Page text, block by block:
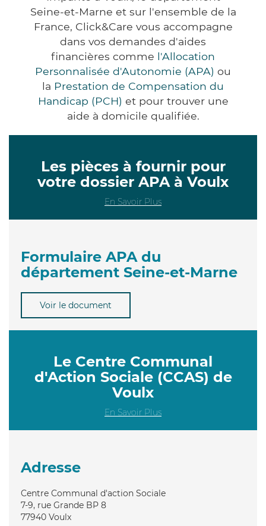
Seine-et-Marne et sur l'ensemble de la
France, Click&Care vous accompagne
dans vos demandes d'aides
financières comme l'Allocation
Personnalisée d'Autonomie (APA) ou
la Prestation de Compensation du
Handicap (PCH) et pour trouver une
aide à domicile qualifiée.
Les pièces à fournir pour
votre dossier APA à Voulx
En Savoir Plus
Formulaire APA du
département Seine-et-Marne
Voir le document
Le Centre Communal
d'Action Sociale (CCAS) de
Voulx
En Savoir Plus
Adresse
Centre Communal d'action Sociale
7-9, rue Grande BP 8
77940 Voulx